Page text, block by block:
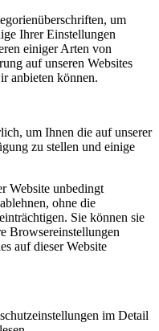
um
Ihrer Einstellungen
einiger Arten von
auf unseren Websites
anbieten können.
um Ihnen die auf unserer
zu stellen und einige
Website unbedingt
ohne die
Sie können sie
Browsereinstellungen
auf dieser Website
im Detail